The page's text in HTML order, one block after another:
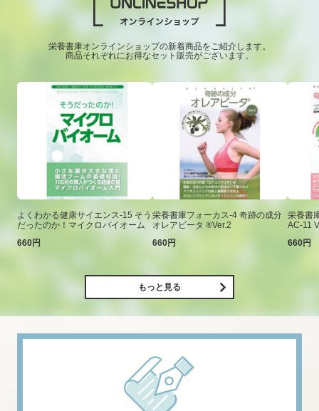
栄養書庫オンラインショップの新着商品をご紹介します。
商品それぞれにお得なセット販売がございます。
よくわかる健康サイエンス-15 そう
だったのか！マイクロバイオーム
660円
栄養書庫フォーカス-4 奇跡の成分
オレアビータ ®Ver.2
660円
栄養書
AC-11
660円
もっと見る